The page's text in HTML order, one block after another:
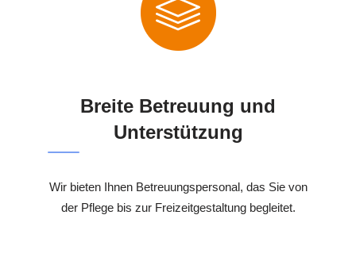
Breite Betreuung und
Unterstützung
Wir bieten Ihnen Betreuungspersonal, das Sie von
der Pflege bis zur Freizeitgestaltung begleitet.